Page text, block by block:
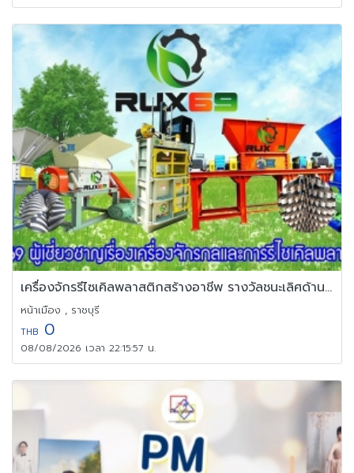
เครื่องจักรรีไซเคิลพลาสติกสร้างอาชีพ รางวัลชนะเลิศด้านเครื่องจักร
หน้าเมือง , ราชบุรี
THB 0
08/08/2026 เวลา 22:15:57 น.